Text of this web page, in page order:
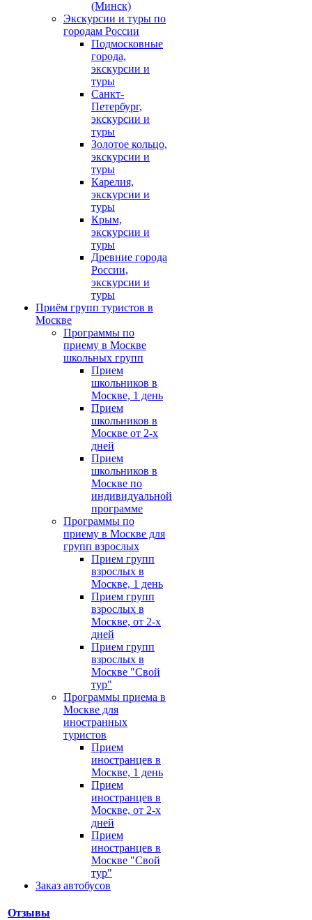
(Минск)
Экскурсии и туры по
городам России
Подмосковные
города,
экскурсии и
туры
Санкт-
Петербург,
экскурсии и
туры
Золотое кольцо,
экскурсии и
туры
Карелия,
экскурсии и
туры
Крым,
экскурсии и
туры
Древние города
России,
экскурсии и
туры
Приём групп туристов в
Москве
Программы по
приему в Москве
школьных групп
Прием
школьников в
Москве, 1 день
Прием
школьников в
Москве от 2-х
дней
Прием
школьников в
Москве по
индивидуальной
программе
Программы по
приему в Москве для
групп взрослых
Прием групп
взрослых в
Москве, 1 день
Прием групп
взрослых в
Москве, от 2-х
дней
Прием групп
взрослых в
Москве "Свой
тур"
Программы приема в
Москве для
иностранных
туристов
Прием
иностранцев в
Москве, 1 день
Прием
иностранцев в
Москве, от 2-х
дней
Прием
иностранцев в
Москве "Свой
тур"
Заказ автобусов
Отзывы